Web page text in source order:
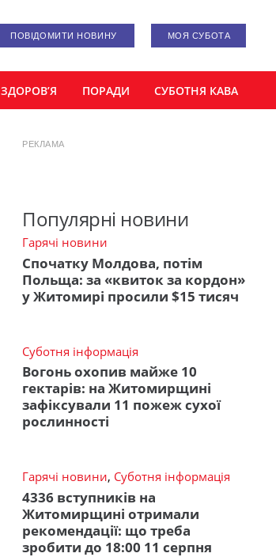
ПОВІДОМИТИ НОВИНУ МОЯ СУБОТА
ЗДОРОВ’Я ПОРАДИ СУБОТНЯ КАВА
РЕКЛАМА
Популярні новини
Гарячі новини
Спочатку Молдова, потім
Польща: за «квиток за кордон»
у Житомирі просили $15 тисяч
Суботня інформація
Вогонь охопив майже 10
гектарів: на Житомирщині
зафіксували 11 пожеж сухої
рослинності
Гарячі новини, Суботня інформація
4336 вступників на
Житомирщині отримали
рекомендації: що треба
зробити до 18:00 11 серпня